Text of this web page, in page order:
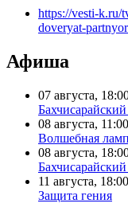
https://vesti-k.ru/
doveryat-
Афиша
07 августа,
08 августа, 11:00
Волшебная
08 августа,
11 августа, 18:00
Защита гения